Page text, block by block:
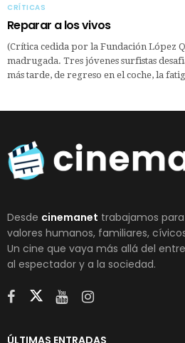
CRÍTICAS
Reparar a los vivos
(Crítica cedida por la Fundación López
madrugada. Tres jóvenes surfistas
más tarde, de regreso en el coche, la
Desde cinemanet trabajamos
valores humanos, familiares,
Un cine que vaya más allá del
al espectador y a la sociedad.
ÚLTIMAS ENTRADAS